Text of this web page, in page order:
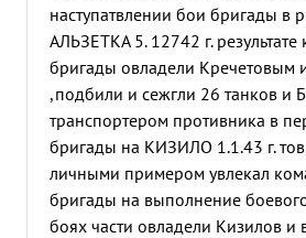
наступатвлении бои бригады в
АЛЬЗЕТКА 5. 12742 г. результате
бригады овладели Кречетовым
,подбили и сежгли 26 танков и
транспортером противника в
бригады на КИЗИЛО 1.1.43 г.
личными примером увлекал
бригады на выполнение
боях части овладели Кизилов и